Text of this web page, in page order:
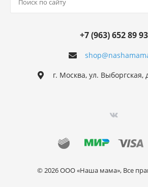
+7 (963) 652 89 93
г. Москва, ул. Выборгская,
© 2026 ООО «Наша мама», Все